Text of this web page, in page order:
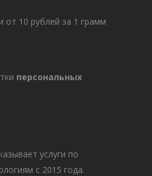
от 10 рублей за 1 грамм
персональных
услуги по
с 2015 года.